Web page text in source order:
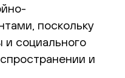
поскольку
и социального
и